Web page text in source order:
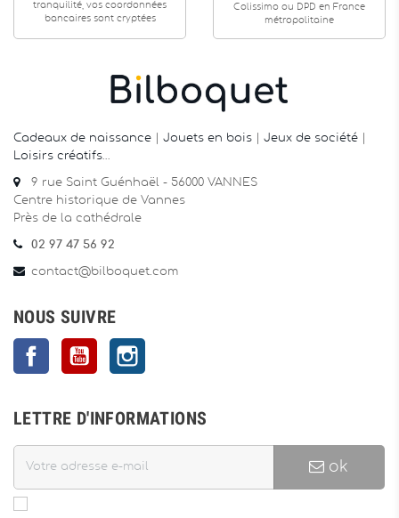
tranquilité, vos coordonnées
bancaires sont cryptées
Colissimo ou DPD en France
métropolitaine
Cadeaux de naissance Jouets en bois Jeux de société
Loisirs créatifs
9 rue Saint Guénhaël - 56000 VANNES
Centre historique de Vannes
Près de la cathédrale
02 97 47 56 92
contact@bilboquet.com
NOUS SUIVRE
FacebookYouTube
LETTRE D'INFORMATIONS
ok